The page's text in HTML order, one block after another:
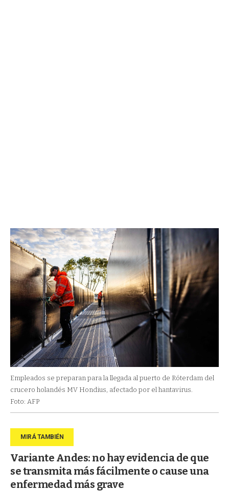
Empleados se preparan para la llegada al puerto de Róterdam del
crucero holandés MV Hondius, afectado por el hantavirus.
Foto: AFP
Variante Andes: no hay evidencia de que
se transmita más fácilmente o cause una
enfermedad más grave